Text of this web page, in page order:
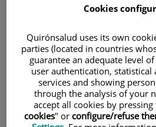
CarlaTubau
FACULTATIVO
Cookies
Quirónsalud uses its own
parties (located in countries
guarantee an adequate level
user authentication, statistical
services and showing
through the analysis of your
accept all cookies by
cookies" or configure/refuse